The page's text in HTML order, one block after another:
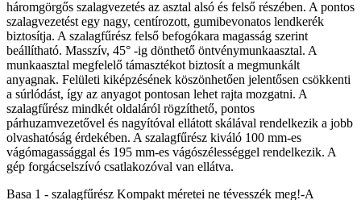
háromgörgős szalagvezetés az asztal alsó és felső részében. A pontos
szalagvezetést egy nagy, centírozott, gumibevonatos lendkerék
biztosítja. A szalagfűrész felső befogókara magasság szerint
beállítható. Masszív, 45° -ig dönthető öntvénymunkaasztal. A
munkaasztal megfelelő támasztékot biztosít a megmunkált
anyagnak. Felületi kiképzésének köszönhetően jelentősen csökkenti
a súrlódást, így az anyagot pontosan lehet rajta mozgatni. A
szalagfűrész mindkét oldaláról rögzíthető, pontos
párhuzamvezetővel és nagyítóval ellátott skálával rendelkezik a jobb
olvashatóság érdekében. A szalagfűrész kiváló 100 mm-es
vágómagassággal és 195 mm-es vágószélességgel rendelkezik. A
gép forgácselszívó csatlakozóval van ellátva.
Basa 1 - szalagfűrész Kompakt méretei ne tévesszék meg!-A